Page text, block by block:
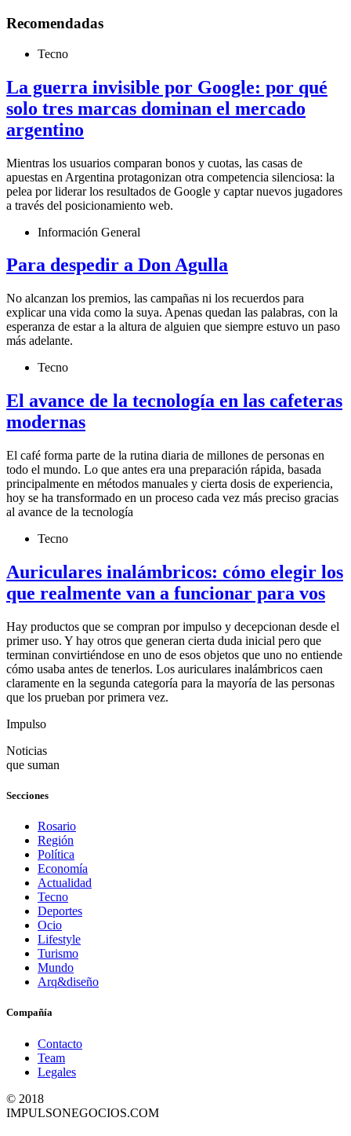
Recomendadas
Tecno
La guerra invisible por Google: por qué
solo tres marcas dominan el mercado
argentino
Mientras los usuarios comparan bonos y cuotas, las casas de
apuestas en Argentina protagonizan otra competencia silenciosa: la
pelea por liderar los resultados de Google y captar nuevos jugadores
a través del posicionamiento web.
Información General
Para despedir a Don Agulla
No alcanzan los premios, las campañas ni los recuerdos para
explicar una vida como la suya. Apenas quedan las palabras, con la
esperanza de estar a la altura de alguien que siempre estuvo un paso
más adelante.
Tecno
El avance de la tecnología en las cafeteras
modernas
El café forma parte de la rutina diaria de millones de personas en
todo el mundo. Lo que antes era una preparación rápida, basada
principalmente en métodos manuales y cierta dosis de experiencia,
hoy se ha transformado en un proceso cada vez más preciso gracias
al avance de la tecnología
Tecno
Auriculares inalámbricos: cómo elegir los
que realmente van a funcionar para vos
Hay productos que se compran por impulso y decepcionan desde el
primer uso. Y hay otros que generan cierta duda inicial pero que
terminan convirtiéndose en uno de esos objetos que uno no entiende
cómo usaba antes de tenerlos. Los auriculares inalámbricos caen
claramente en la segunda categoría para la mayoría de las personas
que los prueban por primera vez.
Impulso
Noticias
que suman
Secciones
Rosario
Región
Política
Economía
Actualidad
Tecno
Deportes
Ocio
Lifestyle
Turismo
Mundo
Arq&diseño
Compañía
Contacto
Team
Legales
© 2018
IMPULSONEGOCIOS.COM